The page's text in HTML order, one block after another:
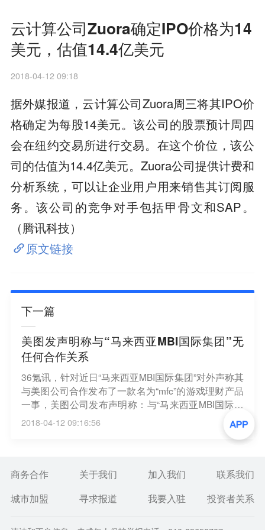
云计算公司Zuora确定IPO价格为14
美元，估值14.4亿美元
2018-04-12 09:18
据外媒报道，云计算公司Zuora周三将其IPO价
格确定为每股14美元。该公司的股票预计周四
会在纽约交易所进行交易。在这个价位，该公
司的估值为14.4亿美元。Zuora公司提供计费和
分析系统，可以让企业用户用来销售其订阅服
务。该公司的竞争对手包括甲骨文和SAP。
（腾讯科技）
原文链接
下一篇
美图发声明称与“马来西亚MBI国际集团”无
任何合作关系
36氪讯，针对近日“马来西亚MBI国际集团”对外声称其
与美图公司合作发布了一款名为“mfc”的游戏理财产品
一事，美图公司发布声明称：与“马来西亚MBI国际集
团”没有任何合作关系，上述信息纯属不实消息，中国
工商总局、公安部等相关部门已经明确认定“马来西亚
2018-04-12 09:16:56
商务合作 关于我们 加入我们
联系我们
城市加盟
寻求报道 我要入驻 投资者关系